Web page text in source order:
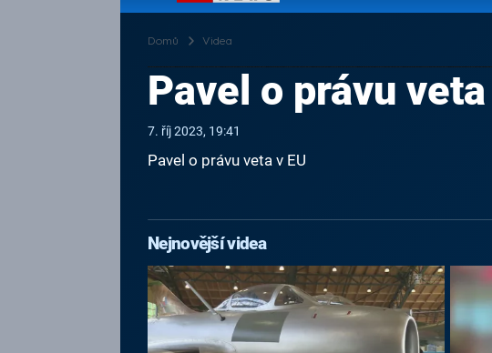
Pořady
Domů Videa
Pavel o právu veta
7. říj 2023, 19:41
Pavel o právu veta v EU
Nejnovější videa